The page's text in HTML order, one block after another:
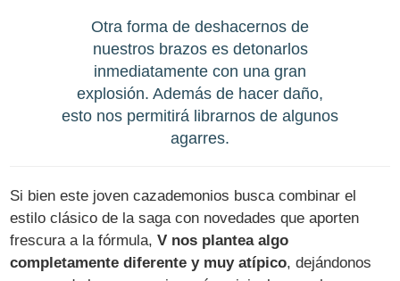
Otra forma de deshacernos de
nuestros brazos es detonarlos
inmediatamente con una gran
explosión. Además de hacer daño,
esto nos permitirá librarnos de algunos
agarres.
Si bien este joven cazademonios busca combinar el
estilo clásico de la saga con novedades que aporten
frescura a la fórmula,V nos plantea algo
completamente diferente y muy atípico, dejándonos